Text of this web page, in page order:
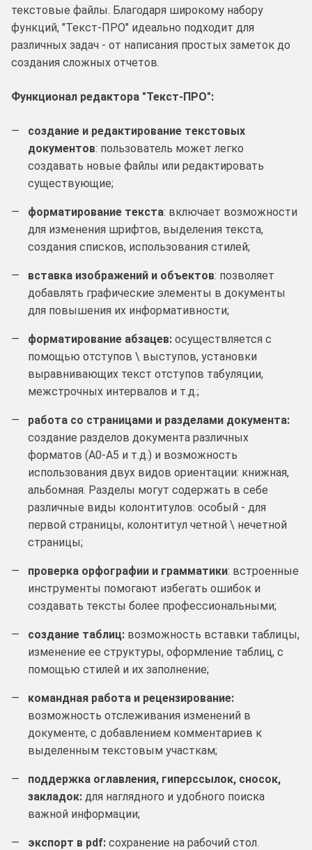
текстовые файлы. Благодаря широкому набору
функций, "Текст-ПРО" идеально подходит для
различных задач - от написания простых заметок до
создания сложных отчетов.
Функционал редактора "Текст-ПРО":
создание и редактирование текстовых
документов: пользователь может легко
создавать новые файлы или редактировать
существующие;
форматирование текста: включает возможности
для изменения шрифтов, выделения текста,
создания списков, использования стилей;
вставка изображений и объектов: позволяет
добавлять графические элементы в документы
для повышения их информативности;
форматирование абзацев: осуществляется с
помощью отступов \ выступов, установки
выравнивающих текст отступов табуляции,
межстрочных интервалов и т.д.;
работа со страницами и разделами документа:
создание разделов документа различных
форматов (А0-А5 и т.д.) и возможность
использования двух видов ориентации: книжная,
альбомная. Разделы могут содержать в себе
различные виды колонтитулов: особый - для
первой страницы, колонтитул четной \ нечетной
страницы;
проверка орфографии и грамматики: встроенные
инструменты помогают избегать ошибок и
создавать тексты более профессиональными;
создание таблиц: возможность вставки таблицы,
изменение ее структуры, оформление таблиц, с
помощью стилей и их заполнение;
командная работа и рецензирование:
возможность отслеживания изменений в
документе, с добавлением комментариев к
выделенным текстовым участкам;
поддержка оглавления, гиперссылок, сносок,
закладок: для наглядного и удобного поиска
важной информации;
экспорт в pdf: сохранение на рабочий стол.